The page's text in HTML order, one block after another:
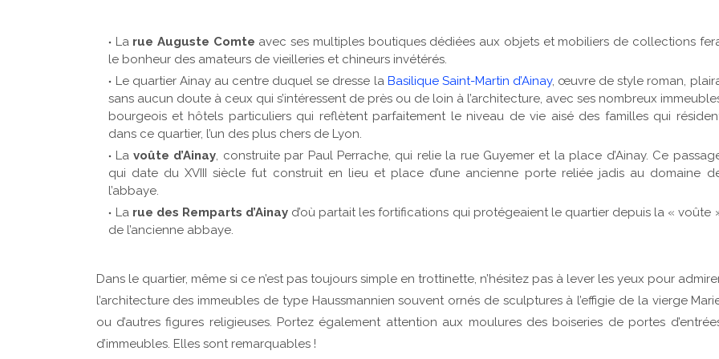
La rue Auguste Comte avec ses multiples boutiques dédiées aux objets et mobiliers de collections
le bonheur des amateurs de vieilleries et chineurs invétérés.
Le quartier Ainay au centre duquel se dresse la Basilique Saint-Martin d’Ainay, œuvre de style roman,
sans aucun doute à ceux qui s’intéressent de près ou de loin à l’architecture, avec ses nombreux
bourgeois et hôtels particuliers qui reflètent parfaitement le niveau de vie aisé des familles qui
dans ce quartier, l’un des plus chers de Lyon.
La voûte d’Ainay , construite par Paul Perrache, qui relie la rue Guyemer et la place d’Ainay. Ce
qui date du XVIII siècle fut construit en lieu et place d’une ancienne porte reliée jadis au domaine
l’abbaye.
La rue des Remparts d’Ainayd’où partait les fortifications qui protégeaient le quartier depuis la « voûte
de l’ancienne abbaye.
Dans le quartier, même si ce n’est pas toujours simple en trottinette, n’hésitez pas à lever les yeux pour
l’architecture des immeubles de type Haussmannien souvent ornés de sculptures à l’effigie de la vierge
ou d’autres figures religieuses. Portez également attention aux moulures des boiseries de portes
d’immeubles. Elles sont remarquables !